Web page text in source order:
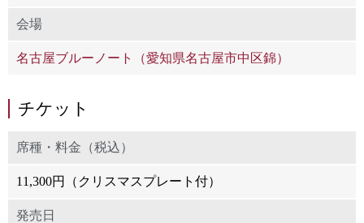
会場
名古屋ブルーノート（愛知県名古屋市中区錦）
チケット
席種・料金（税込）
11,300円（クリスマスプレート付）
発売日